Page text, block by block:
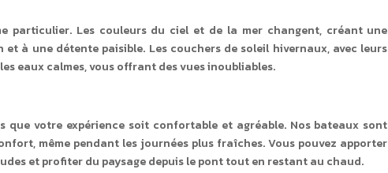
particulier. Les couleurs du ciel et de la mer changent, créant une
à une détente paisible. Les couchers de soleil hivernaux, avec leurs
eaux calmes, vous offrant des vues inoubliables.
que votre expérience soit confortable et agréable. Nos bateaux sont
même pendant les journées plus fraîches. Vous pouvez apporter
et profiter du paysage depuis le pont tout en restant au chaud.